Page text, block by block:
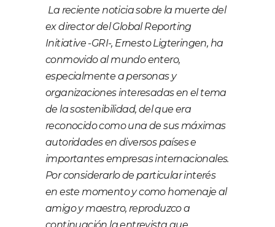
La reciente noticia sobre la muerte del
ex director del Global Reporting
Initiative -GRI-, Ernesto Ligteringen, ha
conmovido al mundo entero,
especialmente a personas y
organizaciones interesadas en el tema
de la sostenibilidad, del que era
reconocido como una de sus máximas
autoridades en diversos países e
importantes empresas internacionales.
Por considerarlo de particular interés
en este momento y como homenaje al
amigo y maestro, reproduzco a
continuación la entrevista que